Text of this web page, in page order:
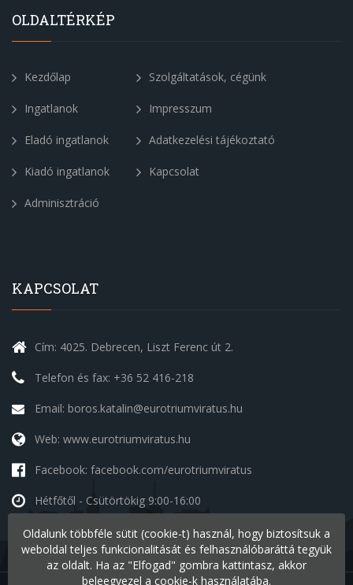
OLDALTÉRKÉP
Kezdőlap
Ingatlanok
Eladó ingatlanok
Kiadó ingatlanok
Adminisztráció
Szolgáltatások, cégünk
Impresszum
Adatkezelési tájékoztató
Kapcsolat
KAPCSOLAT
Cím: 4025. Debrecen, Liszt Ferenc út 2.
Telefon és fax: +36 52 416-218
Email: boros.katalin@eurotriumviratus.hu
Web: www.eurotriumviratus.hu
Facebook: facebook.com/eurotriumviratus
Hétfőtől - Csütörtökig 9:00-16:00
Szombat - Vasárnap szünnap
Oldalunk többféle sütit (cookie-t) használ, hogy biztosítsuk a
weboldal teljes funkcionalitását és felhasználóbaráttá tegyük
az oldalt. Ha az "Elfogad" gombra kattintasz, akkor
beleegyezel a cookie-k használatába.